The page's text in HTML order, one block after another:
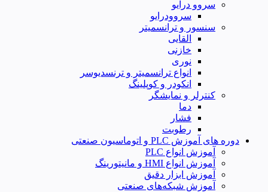
سروو درایو
سروودرایو
سنسور و ترانسمیتر
القایی
خازنی
نوری
انواع ترانسمیتر و ترنسدیوسر
انکودر و کوپلینگ
کنترلر و نمایشگر
دما
فشار
رطوبت
دوره های آموزش PLC و اتوماسیون صنعتی
آموزش انواع PLC
آموزش انواع HMI و مانیتورینگ
آموزش ابزار دقیق
آموزش شبکه‌های صنعتی